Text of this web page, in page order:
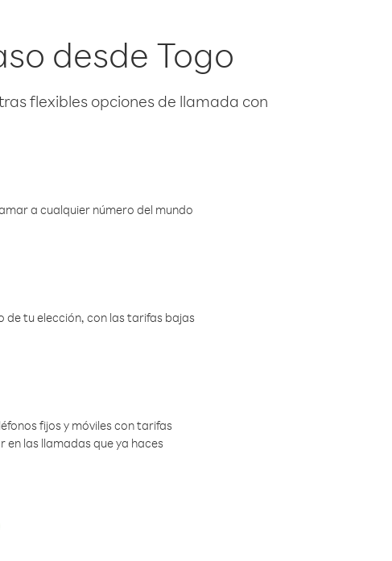
desde Togo
flexibles opciones de llamada con
a cualquier número del mundo
de tu elección, con las tarifas bajas
fijos y móviles con tarifas
en las llamadas que ya haces